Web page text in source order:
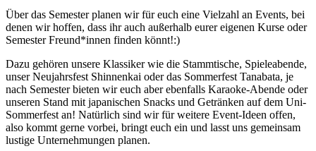
Über das Semester planen wir für euch eine Vielzahl an Events, bei
denen wir hoffen, dass ihr auch außerhalb eurer eigenen Kurse oder
Semester Freund*innen finden könnt!:)
Dazu gehören unsere Klassiker wie die Stammtische, Spieleabende,
unser Neujahrsfest Shinnenkai oder das Sommerfest Tanabata, je
nach Semester bieten wir euch aber ebenfalls Karaoke-Abende oder
unseren Stand mit japanischen Snacks und Getränken auf dem Uni-
Sommerfest an! Natürlich sind wir für weitere Event-Ideen offen,
also kommt gerne vorbei, bringt euch ein und lasst uns gemeinsam
lustige Unternehmungen planen.